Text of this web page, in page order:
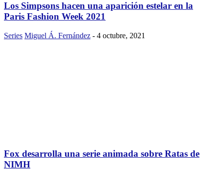
Los Simpsons hacen una aparición estelar en la
Paris Fashion Week 2021
Series Miguel Á. Fernández - 4 octubre, 2021
Fox desarrolla una serie animada sobre Ratas de
NIMH